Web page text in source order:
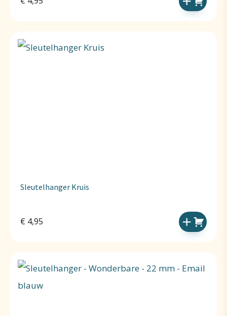
Sleutelhanger Kruis
€ 4,95